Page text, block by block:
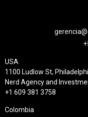
USA
1100 Ludlow St,
Nerd Agency and
+1 609 381 3758
Colombia